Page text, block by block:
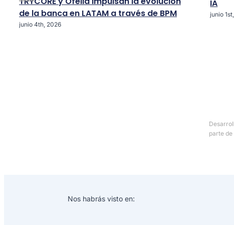
de la banca en LATAM a través de BPM
junio 4th, 2026
IA
junio
parte
Nos habrás visto en: